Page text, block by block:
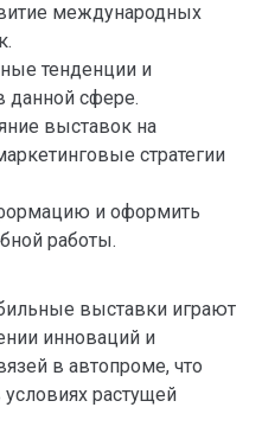
международных
тенденции и
данной сфере.
выставок на
стратегии
и оформить
работы.
выставки играют
инноваций и
в автопроме, что
условиях растущей